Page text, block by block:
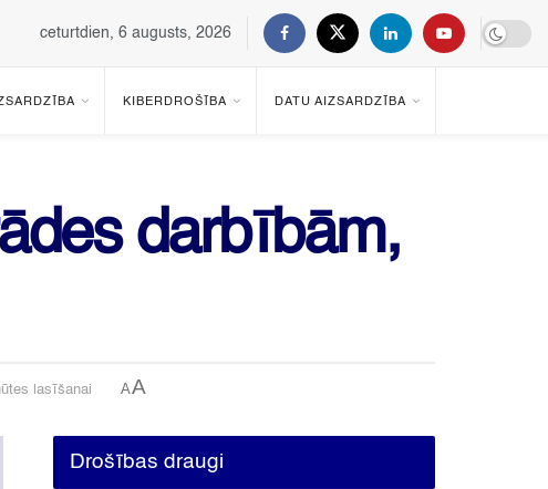
ceturtdien, 6 augusts, 2026
KIBERDROŠĪBA DATU AIZSARDZĪBA
darbībām,
lasīšanai AA
Drošības draugi